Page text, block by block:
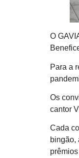
O
Para a
Os
cantor
Cada
bingão,